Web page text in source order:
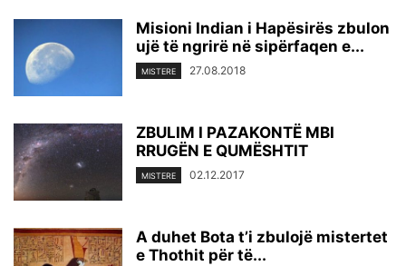
Misioni Indian i Hapësirës zbulon
ujë të ngrirë në sipërfaqen e...
MISTERE 27.08.2018
ZBULIM I PAZAKONTË MBI
RRUGËN E QUMËSHTIT
MISTERE 02.12.2017
A duhet Bota t’i zbulojë mistertet
e Thothit për të...